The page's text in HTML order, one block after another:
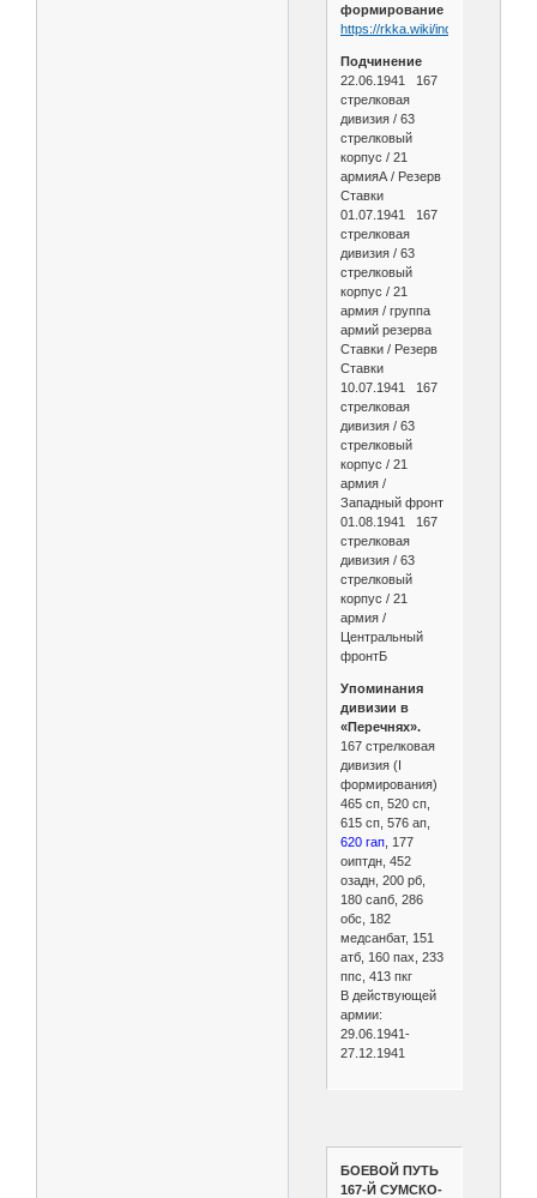
формирование
https://rkka.wiki/index.php/
Подчинение
22.06.1941 167
стрелковая
дивизия / 63
стрелковый
корпус / 21
армияА / Резерв
Ставки
01.07.1941 167
стрелковая
дивизия / 63
стрелковый
корпус / 21
армия / группа
армий резерва
Ставки / Резерв
Ставки
10.07.1941 167
стрелковая
дивизия / 63
стрелковый
корпус / 21
армия /
Западный фронт
01.08.1941 167
стрелковая
дивизия / 63
стрелковый
корпус / 21
армия /
Центральный
фронтБ
Упоминания
дивизии в
«Перечнях».
167 стрелковая
дивизия (I
формирования)
465 сп, 520 сп,
615 сп, 576 ап,
620 гап, 177
оиптдн, 452
озадн, 200 рб,
180 сапб, 286
обс, 182
медсанбат, 151
атб, 160 пах, 233
ппс, 413 пкг
В действующей
армии:
29.06.1941-
27.12.1941
БОЕВОЙ ПУТЬ
167-Й СУМСКО-